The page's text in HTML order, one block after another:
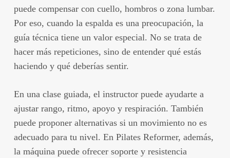
puede compensar con cuello, hombros o zona lumbar.
Por eso, cuando la espalda es una preocupación, la
guía técnica tiene un valor especial. No se trata de
hacer más repeticiones, sino de entender qué estás
haciendo y qué deberías sentir.
En una clase guiada, el instructor puede ayudarte a
ajustar rango, ritmo, apoyo y respiración. También
puede proponer alternativas si un movimiento no es
adecuado para tu nivel. En Pilates Reformer, además,
la máquina puede ofrecer soporte y resistencia